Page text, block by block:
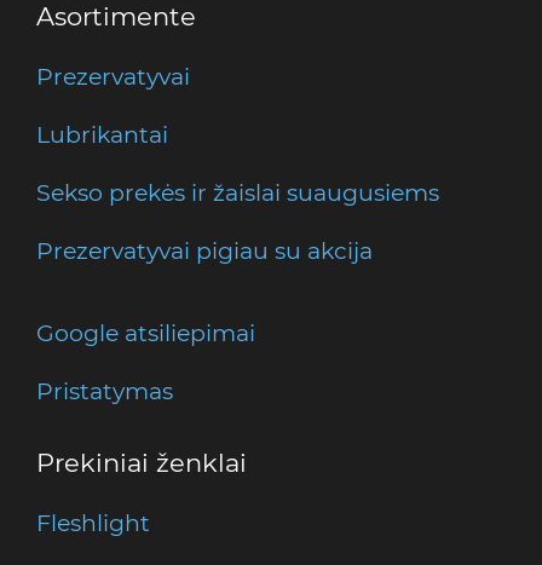
Asortimente
Prezervatyvai
Lubrikantai
Sekso prekės ir žaislai suaugusiems
Prezervatyvai pigiau su akcija
Google atsiliepimai
Pristatymas
Prekiniai ženklai
Fleshlight